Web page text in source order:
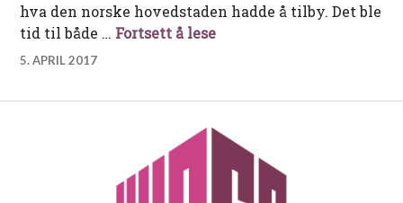
hva den norske hovedstaden hadde å tilby. Det ble
tid til både … Fortsett å leseSkoletur til hovedstaden
5. APRIL 2017